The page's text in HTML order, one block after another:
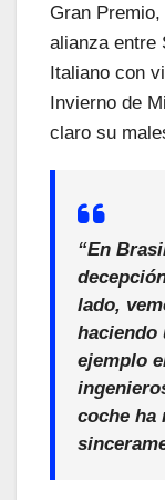
Gran
alianza entre
Italiano con
Invierno de
claro su
“En
lado,
haciendo
ejemplo
coche ha